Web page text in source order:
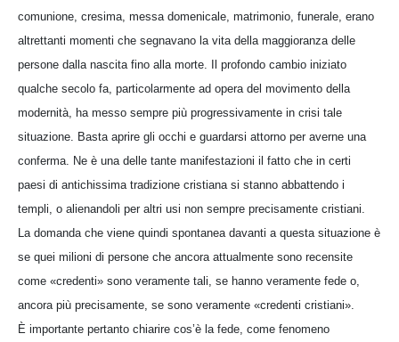
comunione, cresima, messa domenicale, matrimonio, funerale, erano
altrettanti momenti che segnavano la vita della maggioranza delle
persone dalla nascita fino alla morte. Il profondo cambio iniziato
qualche secolo fa, particolarmente ad opera del movimento della
modernità, ha messo sempre più progressivamente in crisi tale
situazione. Basta aprire gli occhi e guardarsi attorno per averne una
conferma. Ne è una delle tante manifestazioni il fatto che in certi
paesi di antichissima tradizione cristiana si stanno abbattendo i
templi, o alienandoli per altri usi non sempre precisamente cristiani.
La domanda che viene quindi spontanea davanti a questa situazione è
se quei milioni di persone che ancora attualmente sono recensite
come «credenti» sono veramente tali, se hanno veramente fede o,
ancora più precisamente, se sono veramente «credenti cristiani».
È importante pertanto chiarire cos’è la fede, come fenomeno